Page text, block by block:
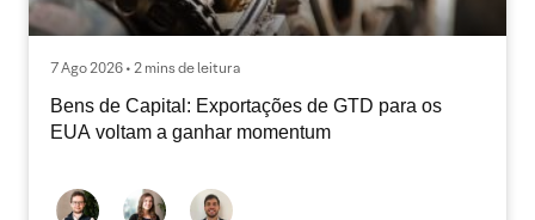
7 Ago 2026 • 2 mins de leitura
Bens de Capital: Exportações de GTD para os
EUA voltam a ganhar momentum